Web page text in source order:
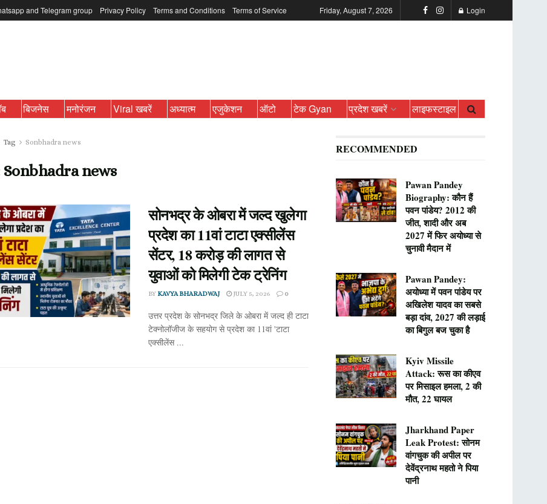
and Telegram group Privacy Policy Terms and Conditions Terms of Service Friday, August 7, 2026 Login
बिजनेस मनोरंजन Viral खबरें अध्यात्म एजुकेशन ऑटो टेक Gyan प्रदेश खबरें लाइफस्टाइल
Tag Sonbhadra news
Sonbhadra news
सोनभद्र के ओबरा में जल्द खुलेगा
प्रदेश का 11वां टाटा एक्सीलेंस
सेंटर, 18 करोड़ की लागत से
युवाओं को मिलेगी टेक ट्रेनिंग
BY KAVYA BHARADWAJ JULY 5, 2026 0
उत्तर प्रदेश के सोनभद्र जिले के ओबरा में जल्द ही टाटा
टेक्नोलॉजीज के सहयोग से प्रदेश का 11वां 'टाटा
एक्सीलेंस ...
RECOMMENDED
Pawan Pandey
Biography: कौन हैं
पवन पांडेय? 2012 की
जीत, शादी और अब
2027 में फिर अयोध्या से
चुनावी मैदान में
Pawan Pandey:
अयोध्या में पवन पांडेय पर
अखिलेश यादव का सबसे
बड़ा दांव, 2027 की लड़ाई
का बिगुल बज चुका है
Kyiv Missile
Attack: रूस का कीएव
पर मिसाइल हमला, 2 की
मौत, 22 घायल
Jharkhand Paper
Leak Protest: सोनम
वांगचुक की अपील पर
देवेंद्रनाथ महतो ने पिया
पानी